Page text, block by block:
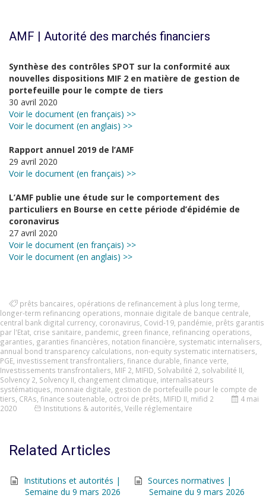
AMF | Autorité des marchés financiers
Synthèse des contrôles SPOT sur la conformité aux
nouvelles dispositions MIF 2 en matière de gestion de
portefeuille pour le compte de tiers
30 avril 2020
Voir le document (en français) >>
Voir le document (en anglais) >>
Rapport annuel 2019 de l’AMF
29 avril 2020
Voir le document (en français) >>
L’AMF publie une étude sur le comportement des
particuliers en Bourse en cette période d’épidémie de
coronavirus
27 avril 2020
Voir le document (en français) >>
Voir le document (en anglais) >>
prêts bancaires opérations de refinancement à plus long terme
longer-term refinancing operations monnaie digitale de banque centrale
central bank digital currency coronavirus Covid-19 pandémie prêts garantis
par l'Etat crise sanitaire pandemic green finance refinancing operations
garanties garanties financières notation financière systematic internalisers
annual bond transparency calculations non-equity systematic internatisers
PGE investissement transfrontaliers finance durable finance verte
Investissements transfrontaliers MIF 2 MIFID Solvabilité 2 solvabilité II
Solvency 2 Solvency II changement climatique internalisateurs
systématiques monnaie digitale gestion de portefeuille pour le compte de
tiers CRAs finance soutenable octroi de prêts MIFID II mifid 2
4 mai
2020
Institutions & autorités Veille réglementaire
Related Articles
Institutions et autorités |
Semaine du 9 mars 2026
Sources normatives |
Semaine du 9 mars 2026